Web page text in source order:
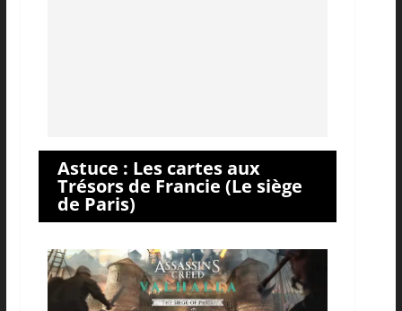
Astuce : Les cartes aux
Trésors de Francie (Le siège
de Paris)